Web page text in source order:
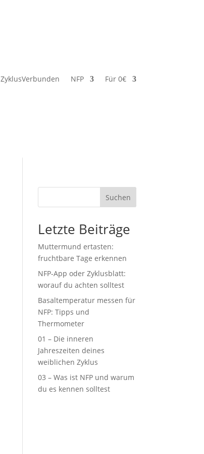
ZyklusVerbunden NFP Für 0€
Suchen
Letzte Beiträge
Muttermund ertasten:
fruchtbare Tage erkennen
NFP-App oder Zyklusblatt:
worauf du achten solltest
Basaltemperatur messen für
NFP: Tipps und
Thermometer
01 – Die inneren
Jahreszeiten deines
weiblichen Zyklus
03 – Was ist NFP und warum
du es kennen solltest